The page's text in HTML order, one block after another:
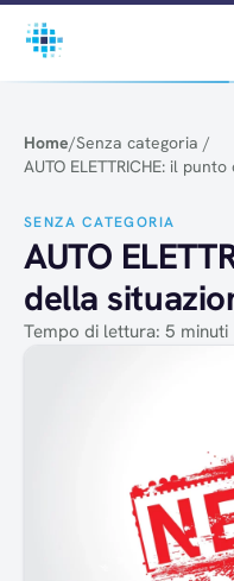
Salta al contenuto
Home/Senza categoria /
AUTO ELETTRICHE: il
SENZA CATEGORIA
AUTO
della
Tempo di lettura: 5 minuti